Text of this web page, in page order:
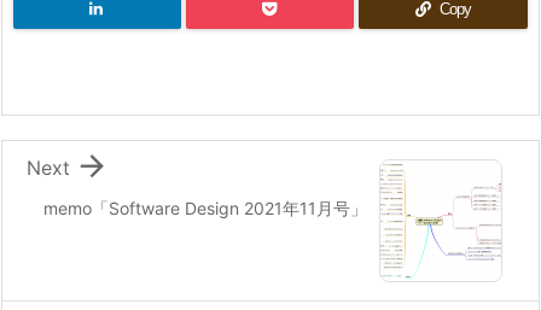
Copy
memo「Software Design 2021年11月号」

Next